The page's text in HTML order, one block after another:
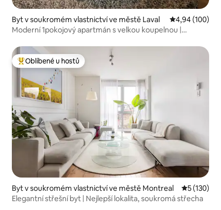
Byt v soukromém vlastnictví ve městě Laval Průměrné
4,94 (100)
Moderní 1pokojový apartmán s velkou koupelnou |
Nejlepší v kategorii Oblíbené u hostů
Oblíbené u hostů
Byt v soukromém vlastnictví ve městě Montreal Průměrné
5 (130)
Elegantní střešní byt | Nejlepší lokalita, soukromá střecha